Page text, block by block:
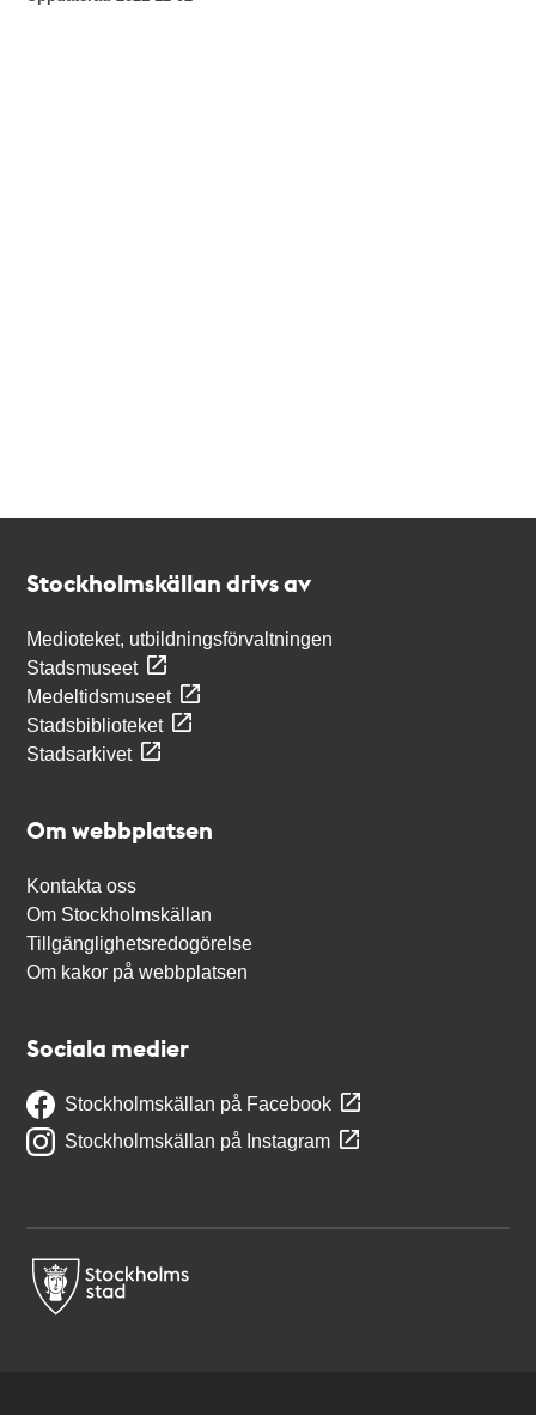
Stockholmskällan drivs av
Medioteket, utbildningsförvaltningen
Stadsmuseet
Medeltidsmuseet
Stadsbiblioteket
Stadsarkivet
Om webbplatsen
Kontakta oss
Om Stockholmskällan
Tillgänglighetsredogörelse
Om kakor på webbplatsen
Sociala medier
Stockholmskällan på Facebook
Stockholmskällan på Instagram